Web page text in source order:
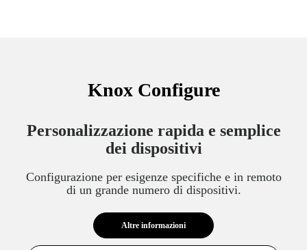
Knox Configure
Personalizzazione rapida e semplice
dei dispositivi
Configurazione per esigenze specifiche e in remoto
di un grande numero di dispositivi.
Altre informazioni